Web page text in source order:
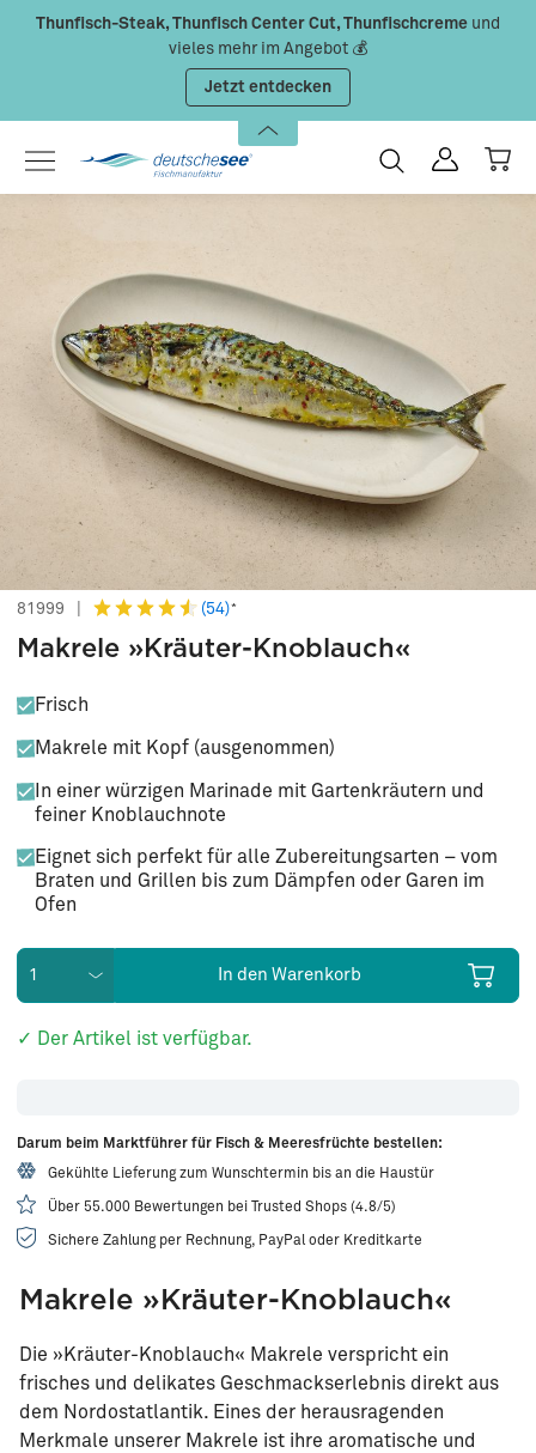
Zum Hauptinhalt springen
Thunfisch-Steak, Thunfisch Center Cut, Thunfischcreme und
vieles mehr im Angebot 💰
Jetzt entdecken
81999 (54)*
Makrele »Kräuter-Knoblauch«
Frisch
Makrele mit Kopf (ausgenommen)
In einer würzigen Marinade mit Gartenkräutern und
feiner Knoblauchnote
Eignet sich perfekt für alle Zubereitungsarten – vom
Braten und Grillen bis zum Dämpfen oder Garen im
Ofen
In den Warenkorb
✓ Der Artikel ist verfügbar.
Darum beim Marktführer für Fisch & Meeresfrüchte bestellen:
Gekühlte Lieferung zum Wunschtermin bis an die Haustür
Über 55.000 Bewertungen bei Trusted Shops (4.8/5)
Sichere Zahlung per Rechnung, PayPal oder Kreditkarte
Makrele »Kräuter-Knoblauch«
Die »Kräuter-Knoblauch« Makrele verspricht ein
frisches und delikates Geschmackserlebnis direkt aus
dem Nordostatlantik. Eines der herausragenden
Merkmale unserer Makrele ist ihre aromatische und